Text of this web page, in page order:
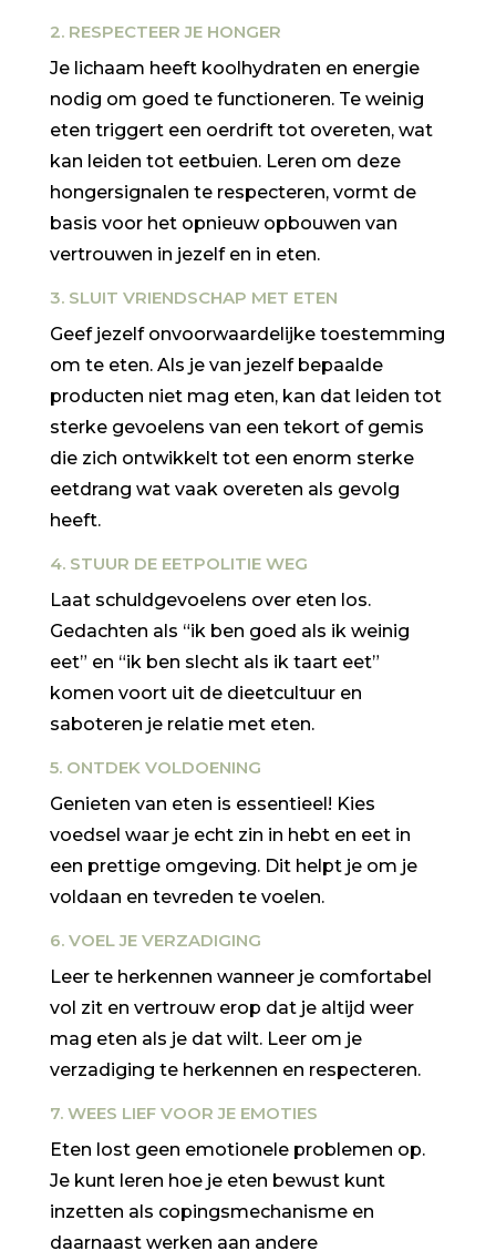
2. RESPECTEER JE HONGER
Je lichaam heeft koolhydraten en energie
nodig om goed te functioneren. Te weinig
eten triggert een oerdrift tot overeten, wat
kan leiden tot eetbuien. Leren om deze
hongersignalen te respecteren, vormt de
basis voor het opnieuw opbouwen van
vertrouwen in jezelf en in eten.
3. SLUIT VRIENDSCHAP MET ETEN
Geef jezelf onvoorwaardelijke toestemming
om te eten. Als je van jezelf bepaalde
producten niet mag eten, kan dat leiden tot
sterke gevoelens van een tekort of gemis
die zich ontwikkelt tot een enorm sterke
eetdrang wat vaak overeten als gevolg
heeft.
4. STUUR DE EETPOLITIE WEG
Laat schuldgevoelens over eten los.
Gedachten als “ik ben goed als ik weinig
eet” en “ik ben slecht als ik taart eet”
komen voort uit de dieetcultuur en
saboteren je relatie met eten.
5. ONTDEK VOLDOENING
Genieten van eten is essentieel! Kies
voedsel waar je echt zin in hebt en eet in
een prettige omgeving. Dit helpt je om je
voldaan en tevreden te voelen.
6. VOEL JE VERZADIGING
Leer te herkennen wanneer je comfortabel
vol zit en vertrouw erop dat je altijd weer
mag eten als je dat wilt. Leer om je
verzadiging te herkennen en respecteren.
7. WEES LIEF VOOR JE EMOTIES
Eten lost geen emotionele problemen op.
Je kunt leren hoe je eten bewust kunt
inzetten als copingsmechanisme en
daarnaast werken aan andere